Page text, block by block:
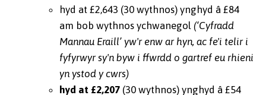
hyd at £2,643 (30 wythnos) ynghyd â £84
am bob wythnos ychwanegol (‘Cyfradd
Mannau Eraill’ yw'r enw ar hyn, ac fe'i telir i
fyfyrwyr sy'n byw i ffwrdd o gartref eu rhieni
yn ystod y cwrs)
hyd at £2,207 (30 wythnos) ynghyd â £54